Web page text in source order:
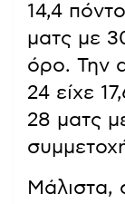
14,4
ματς με
όρο. Την
24 είχε
28 ματς
Μάλιστα,